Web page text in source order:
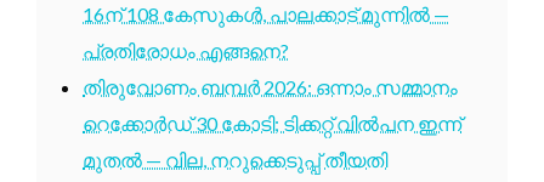
16ന് 108 കേസുകൾ, പാലക്കാട് മുന്നിൽ —
പ്രതിരോധം എങ്ങനെ?
തിരുവോണം ബമ്പർ 2026: ഒന്നാം സമ്മാനം
റെക്കോർഡ് 30 കോടി; ടിക്കറ്റ് വിൽപന ഇന്ന്
മുതൽ — വില, നറുക്കെടുപ്പ് തീയതി